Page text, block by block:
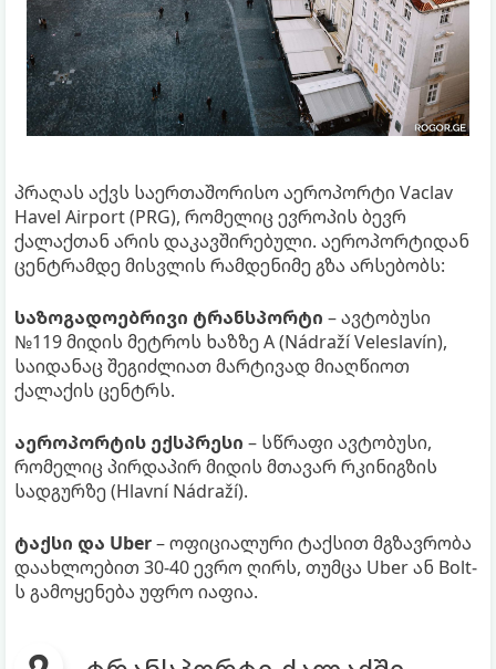
პრაღას აქვს საერთაშორისო აეროპორტი Vaclav
Havel Airport (PRG), რომელიც ევროპის ბევრ
ქალაქთან არის დაკავშირებული. აეროპორტიდან
ცენტრამდე მისვლის რამდენიმე გზა არსებობს:
საზოგადოებრივი ტრანსპორტი – ავტობუსი
№119 მიდის მეტროს ხაზზე A (Nádraží Veleslavín),
საიდანაც შეგიძლიათ მარტივად მიაღწიოთ
ქალაქის ცენტრს.
აეროპორტის ექსპრესი – სწრაფი ავტობუსი,
რომელიც პირდაპირ მიდის მთავარ რკინიგზის
სადგურზე (Hlavní Nádraží).
ტაქსი და Uber– ოფიციალური ტაქსით მგზავრობა
დაახლოებით 30-40 ევრო ღირს, თუმცა Uber ან Bolt-
ს გამოყენება უფრო იაფია.